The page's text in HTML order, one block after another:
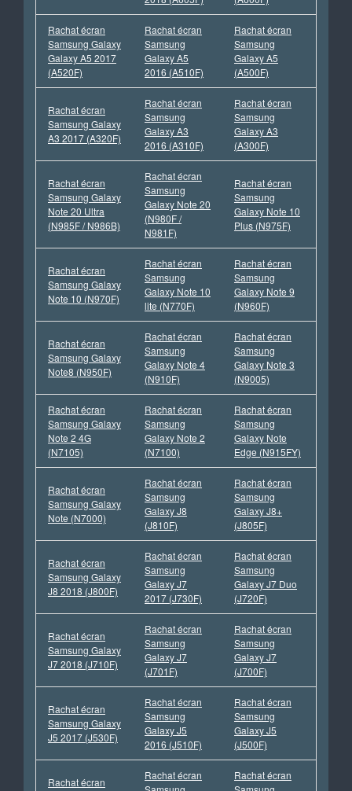
Rachat écran
Samsung Galaxy
Galaxy A5 2017
(A520F)
Rachat écran
Samsung
Galaxy A5
2016 (A510F)
Rachat écran
Samsung
Galaxy A5
(A500F)
Rachat écran
Samsung Galaxy
A3 2017 (A320F)
Rachat écran
Samsung
Galaxy A3
2016 (A310F)
Rachat écran
Samsung
Galaxy A3
(A300F)
Rachat écran
Samsung Galaxy
Note 20 Ultra
(N985F / N986B)
Rachat écran
Samsung
Galaxy Note 20
(N980F /
N981F)
Rachat écran
Samsung
Galaxy Note 10
Plus (N975F)
Rachat écran
Samsung Galaxy
Note 10 (N970F)
Rachat écran
Samsung
Galaxy Note 10
lite (N770F)
Rachat écran
Samsung
Galaxy Note 9
(N960F)
Rachat écran
Samsung Galaxy
Note8 (N950F)
Rachat écran
Samsung
Galaxy Note 4
(N910F)
Rachat écran
Samsung
Galaxy Note 3
(N9005)
Rachat écran
Samsung Galaxy
Note 2 4G
(N7105)
Rachat écran
Samsung
Galaxy Note 2
(N7100)
Rachat écran
Samsung
Galaxy Note
Edge (N915FY)
Rachat écran
Samsung Galaxy
Note (N7000)
Rachat écran
Samsung
Galaxy J8
(J810F)
Rachat écran
Samsung
Galaxy J8+
(J805F)
Rachat écran
Samsung Galaxy
J8 2018 (J800F)
Rachat écran
Samsung
Galaxy J7
2017 (J730F)
Rachat écran
Samsung
Galaxy J7 Duo
(J720F)
Rachat écran
Samsung Galaxy
J7 2018 (J710F)
Rachat écran
Samsung
Galaxy J7
(J701F)
Rachat écran
Samsung
Galaxy J7
(J700F)
Rachat écran
Samsung Galaxy
J5 2017 (J530F)
Rachat écran
Samsung
Galaxy J5
2016 (J510F)
Rachat écran
Samsung
Galaxy J5
(J500F)
Rachat écran
Rachat écran
Rachat écran